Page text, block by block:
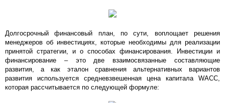
Долгосрочный финансовый план, по сути, воплощает решения
менеджеров об инвестициях, которые необходимы для реализации
принятой стратегии, и о способах финансирования. Инвестиции и
финансирование – это две взаимосвязанные составляющие
развития, а как эталон сравнения альтернативных вариантов
развития используется средневзвешенная цена капитала WACC,
которая рассчитывается по следующей формуле: